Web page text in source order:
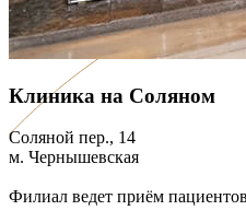
Клиника на Соляном
Соляной пер., 14
м. Чернышевская
Филиал ведет приём